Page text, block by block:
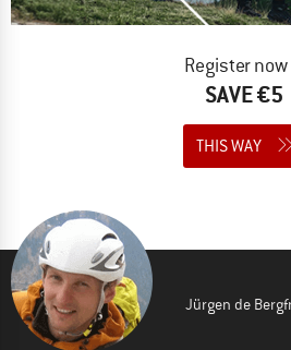
Register
SAVE €5
THIS WAY
Jürgen de